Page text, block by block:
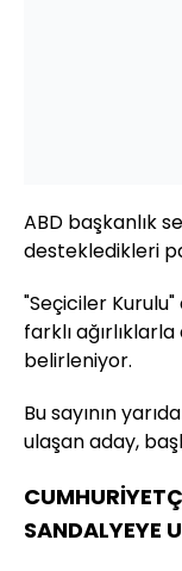
ABD başkanlık
destekledikleri
"Seçiciler
farklı
belirleniyor.
Bu sayının
ulaşan aday,
SANDALYEYE